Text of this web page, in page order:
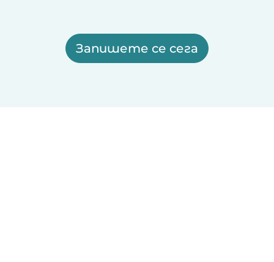
Запишете се сега